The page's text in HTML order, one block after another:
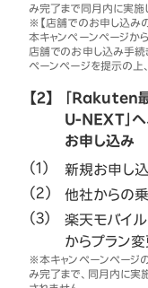
み完了まで同月内に実施
※【店舗でのお申し込み
本キャンペーンページから
店舗でのお申し込み手続
ペーンページを提示の上
【2】
「Rakuten
U-NEXT」へ
お申し込み
新規お申し
他社からの
楽天モバイル
からプラン変
※本キャンペーンページの
み完了まで、同月内に実